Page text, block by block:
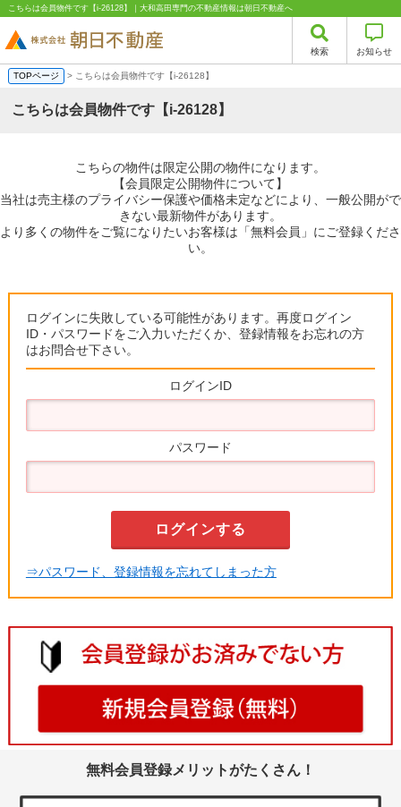
こちらは会員物件です【i-26128】｜大和高田専門の不動産情報は朝日不動産へ
検索 お知らせ
TOPページ > こちらは会員物件です【i-26128】
こちらは会員物件です【i-26128】
こちらの物件は限定公開の物件になります。
【会員限定公開物件について】
当社は売主様のプライバシー保護や価格未定などにより、一般公開がで
きない最新物件があります。
より多くの物件をご覧になりたいお客様は「無料会員」にご登録くださ
い。
ログインに失敗している可能性があります。再度ログイン
ID・パスワードをご入力いただくか、登録情報をお忘れの方
はお問合せ下さい。
ログインID
パスワード
⇒パスワード、登録情報を忘れてしまった方
無料会員登録メリットがたくさん！